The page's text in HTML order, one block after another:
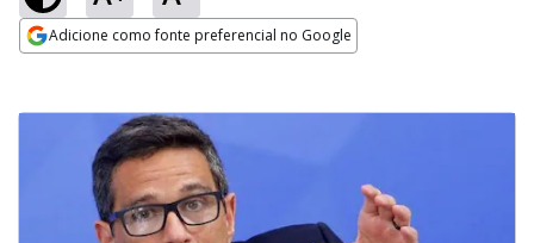
Adicione como fonte preferencial no Google